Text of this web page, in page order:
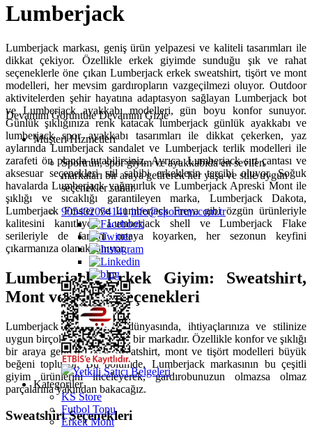
Lumberjack
Lumberjack markası, geniş ürün yelpazesi ve kaliteli tasarımları ile
dikkat çekiyor. Özellikle erkek giyimde sunduğu şık ve rahat
seçeneklerle öne çıkan Lumberjack erkek sweatshirt, tişört ve mont
modelleri, her mevsim gardıropların vazgeçilmezi oluyor. Outdoor
aktivitelerden şehir hayatına adaptasyon sağlayan Lumberjack bot
ve Lumberjack ayakkabı modelleri, gün boyu konfor sunuyor.
Günlük şıklığınıza renk katacak lumberjack günlük ayakkabı ve
lumberjack spor ayakkabı tasarımları ile dikkat çekerken, yaz
aylarında Lumberjack sandalet ve Lumberjack terlik modelleri ile
zarafeti ön planda tutabilirsiniz. Ayrıca, Lumberjack sırt çantası ve
aksesuar seçenekleri stil sahibi erkeklerin tercihi oluyor. Soğuk
havalarda Lumberjack yağmurluk ve Lumberjack Apreski Mont ile
şıklığı ve sıcaklığı garantileyen marka, Lumberjack Dakota,
Lumberjack Fınster ve Lumberjack Freya gibi özgün ürünleriyle
kalitesini kanıtlıyor. Lumberjack shell ve Lumberjack Flake
serileriyle de farkını ortaya koyarken, her sezonun keyfini
çıkarmanıza olanak tanıyor.
Lumberjack Erkek Giyim: Sweatshirt,
Mont ve Tişört Seçenekleri
Lumberjack erkek giyim dünyasında, ihtiyaçlarınıza ve stilinize
uygun birçok seçenek sunan bir markadır. Özellikle konfor ve şıklığı
bir araya getiren erkek sweatshirt, mont ve tişört modelleri büyük
beğeni topluyor. Bu bölümde, Lumberjack markasının bu çeşitli
giyim ürünlerini inceleyerek, gardırobunuzun olmazsa olmaz
parçalarına yakından bakacağız.
Sweatshirt Seçenekleri
Devamını Görüntüle Devamını Gizle
Müşteri Hizmetleri
Sportrun, spor giyim ve ayakkabıda en sevilen
markaları bir araya getirerek her yaşa ve stile uygun
seçenekler sunar.
905432054141 info@sportrun.com.tr
Yetkili Satıcı Belgeleri
Kategoriler
KS Store
Futbol Topu
Erkek Mont